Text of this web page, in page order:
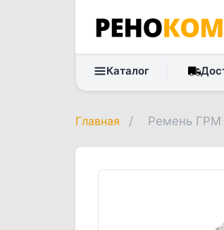
Каталог
Главная / Ремень ГРМ